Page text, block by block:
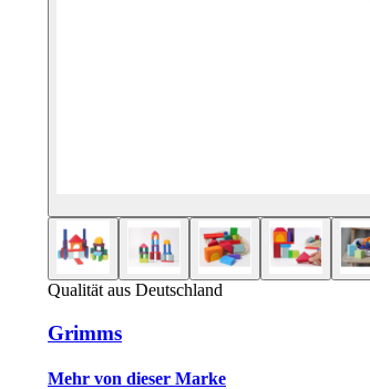
Qualität aus Deutschland
Grimms
Mehr von dieser Marke